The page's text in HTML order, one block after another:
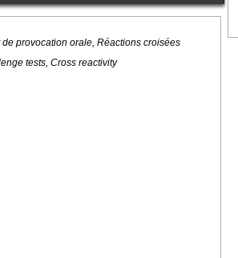
provocation orale, Réactions croisées
tests, Cross reactivity